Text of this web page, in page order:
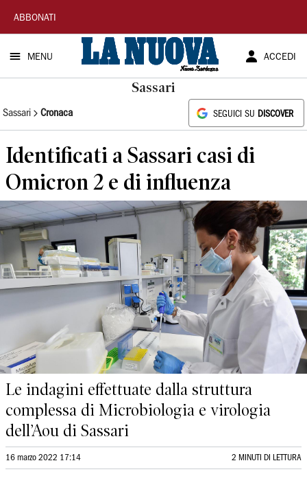
La
Nuova
Sardegna
ABBONATI
MENU ACCEDI
Sassari
Sassari Cronaca SEGUICI SU DISCOVER
Identificati a Sassari casi di
Omicron 2 e di influenza
Le indagini effettuate dalla struttura
complessa di Microbiologia e virologia
dell’Aou di Sassari
16 marzo 2022 17:14 2 MINUTI DI LETTURA